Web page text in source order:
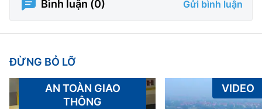
Bình luận (0) Gửi bình luận
ĐỪNG BỎ LỠ
AN TOÀN GIAO
THÔNG
VIDEO